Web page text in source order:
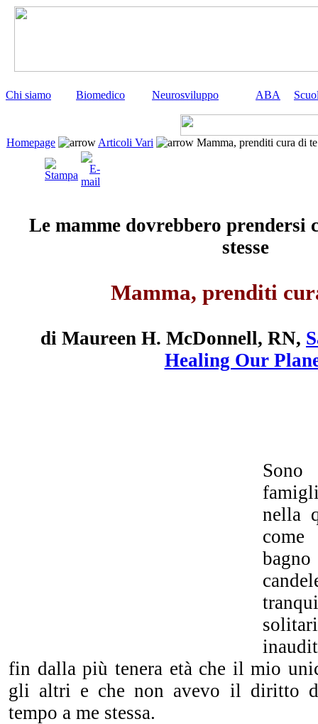
Chi siamo Biomedico Neurosviluppo ABA
Homepage Articoli Vari Mamma, prenditi cura di
Le mamme dovrebbero prendersi
stesse
Mamma, prenditi
di Maureen H. McDonnell, RN,
Healing Our
nella
fin dalla più tenera età che il mio
gli altri e che non avevo il diritto
tempo a me stessa.